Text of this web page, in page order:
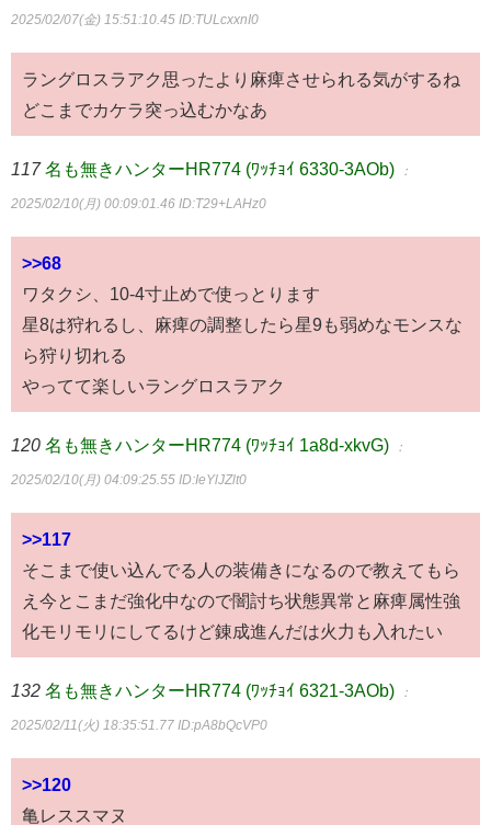
2025/02/07(金) 15:51:10.45 ID:TULcxxnI0
ラングロスラアク思ったより麻痺させられる気がするね
どこまでカケラ突っ込むかなあ
117 名も無きハンターHR774 (ﾜｯﾁｮｲ 6330-3AOb) ：
2025/02/10(月) 00:09:01.46 ID:T29+LAHz0
>>68
ワタクシ、10-4寸止めで使っとります
星8は狩れるし、麻痺の調整したら星9も弱めなモンスな
ら狩り切れる
やってて楽しいラングロスラアク
120 名も無きハンターHR774 (ﾜｯﾁｮｲ 1a8d-xkvG) ：
2025/02/10(月) 04:09:25.55 ID:IeYlJZlt0
>>117
そこまで使い込んでる人の装備きになるので教えてもら
え今とこまだ強化中なので闇討ち状態異常と麻痺属性強
化モリモリにしてるけど錬成進んだは火力も入れたい
132 名も無きハンターHR774 (ﾜｯﾁｮｲ 6321-3AOb) ：
2025/02/11(火) 18:35:51.77 ID:pA8bQcVP0
>>120
亀レススマヌ